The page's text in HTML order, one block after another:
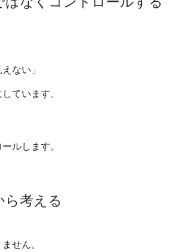
ない」
ています。
ルします。
考える
せん。